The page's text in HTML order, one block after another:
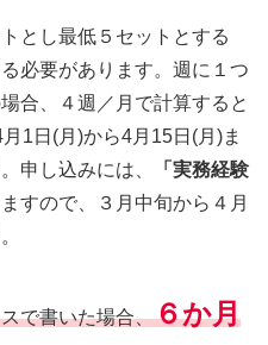
とし最低５セットとする
必要があります。週に１つ
合、４週／月で計算すると
1日(月)から4月15日(月)ま
申し込みには、
「実務経験
すので、３月中旬から４月
で書いた場合、６か月